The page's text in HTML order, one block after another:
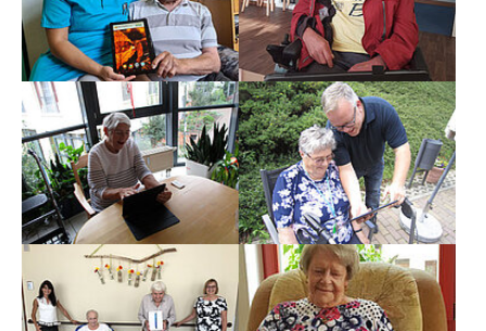
Show larger version Show larger version
Show larger version Show larger version